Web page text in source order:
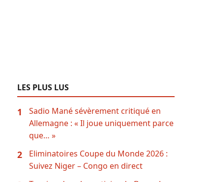
LES PLUS LUS
1
Sadio Mané sévèrement critiqué en
Allemagne : « Il joue uniquement parce
que… »
2
Eliminatoires Coupe du Monde 2026 :
Suivez Niger – Congo en direct